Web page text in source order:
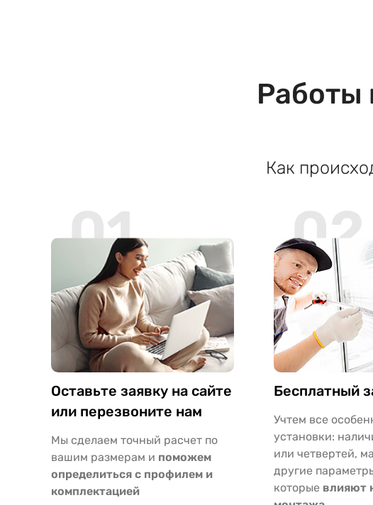
Работы
Как
01
Оставьте заявку на сайте
или перезвоните нам
Мы сделаем точный расчет по
вашим размерам и поможем
определиться с профилем и
комплектацией
02
Бесплатный
Учтем все
установки:
или четвертей,
другие
которые влияют